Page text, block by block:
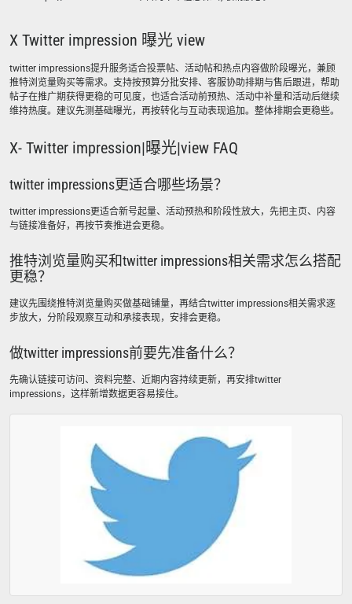
X Twitter impression 曝光 view
twitter impressions提升服务适合投票帖、活动帖和热点内容做阶段曝光，兼顾
推特浏览量购买等需求。支持按预算分批安排、客服协助排期与售后跟进，帮助
帖子在推广期获得更稳的可见度，也适合活动前预热、活动中补量和活动后继续
维持热度。建议先测基础曝光，再按转化与互动表现追加。整体排期会更稳些。
X- Twitter impression|曝光|view FAQ
twitter impressions更适合哪些场景？
twitter impressions更适合新号起量、活动预热和阶段性放大，先把主页、内容
与链接准备好，再按节奏推进会更稳。
推特浏览量购买和twitter impressions相关需求怎么搭配
更稳？
建议先围绕推特浏览量购买做基础铺量，再结合twitter impressions相关需求逐
步放大，分阶段观察互动和承接表现，安排会更稳。
做twitter impressions前要先准备什么？
先确认链接可访问、资料完整、近期内容持续更新，再安排twitter
impressions，这样新增数据更容易接住。